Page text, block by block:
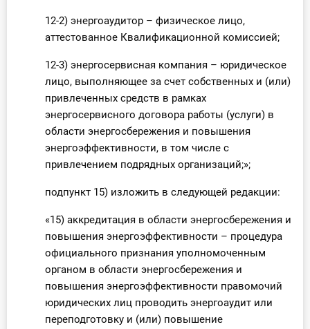
12-2) энергоаудитор – физическое лицо,
аттестованное Квалификационной комиссией;
12-3) энергосервисная компания – юридическое
лицо, выполняющее за счет собственных и (или)
привлеченных средств в рамках
энергосервисного договора работы (услуги) в
области энергосбережения и повышения
энергоэффективности, в том числе с
привлечением подрядных организаций;»;
подпункт 15) изложить в следующей редакции:
«15) аккредитация в области энергосбережения и
повышения энергоэффективности – процедура
официального признания уполномоченным
органом в области энергосбережения и
повышения энергоэффективности правомочий
юридических лиц проводить энергоаудит или
переподготовку и (или) повышение